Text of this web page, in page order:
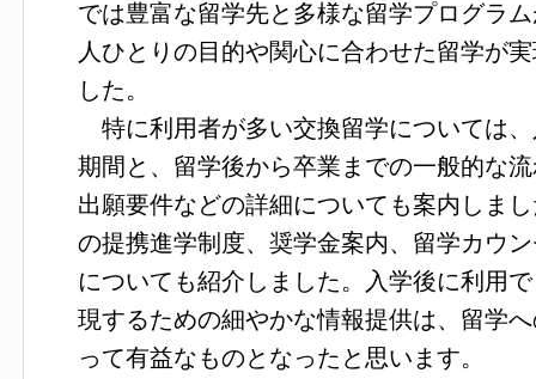
では豊富な留学先と多様な留学プログラ
人ひとりの目的や関心に合わせた留学が
した。
特に利用者が多い交換留学については
期間と、留学後から卒業までの一般的な
出願要件などの詳細についても案内しま
の提携進学制度、奨学金案内、留学カウ
についても紹介しました。入学後に利用
現するための細やかな情報提供は、留学
って有益なものとなったと思います。